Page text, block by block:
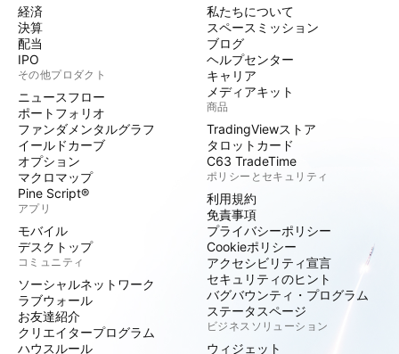
経済
決算
配当
IPO
その他プロダクト
ニュースフロー
ポートフォリオ
ファンダメンタルグラフ
イールドカーブ
オプション
マクロマップ
Pine Script®
アプリ
モバイル
デスクトップ
コミュニティ
ソーシャルネットワーク
ラブウォール
お友達紹介
クリエイタープログラム
ハウスルール
私たちについて
スペースミッション
ブログ
ヘルプセンター
キャリア
メディアキット
商品
TradingViewストア
タロットカード
C63 TradeTime
ポリシーとセキュリティ
利用規約
免責事項
プライバシーポリシー
Cookieポリシー
アクセシビリティ宣言
セキュリティのヒント
バグバウンティ・プログラム
ステータスページ
ビジネスソリューション
ウィジェット